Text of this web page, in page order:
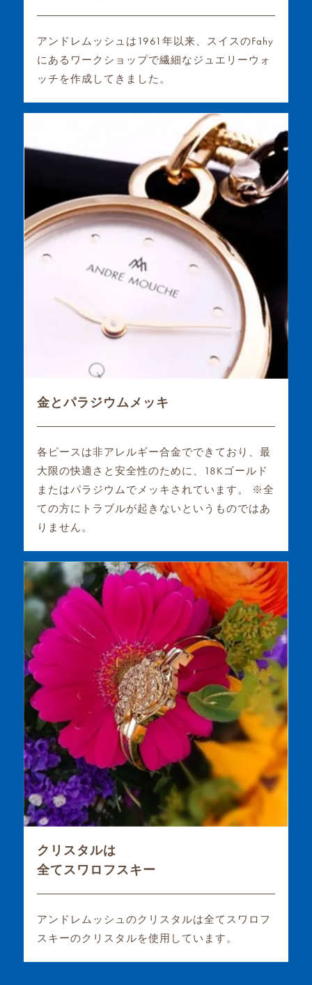
アンドレムッシュは1961年以来、スイスのFahy
にあるワークショップで繊細なジュエリーウォ
ッチを作成してきました。
金とパラジウムメッキ
各ピースは非アレルギー合金でできており、最
大限の快適さと安全性のために、18Kゴールド
またはパラジウムでメッキされています。 ※全
ての方にトラブルが起きないというものではあ
りません。
クリスタルは
全てスワロフスキー
アンドレムッシュのクリスタルは全てスワロフ
スキーのクリスタルを使用しています。